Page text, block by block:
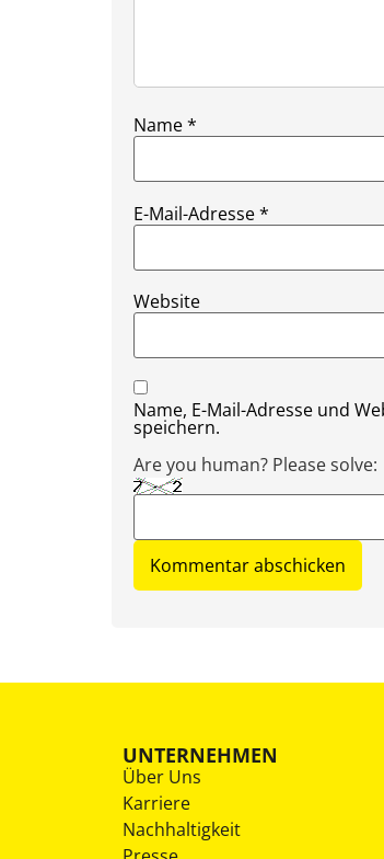
Name*
E-Mail-Adresse*
Website
Name, E-Mail-Adresse und
speichern.
Are you human? Please solve:
UNTERNEHMEN
Über Uns
Karriere
Nachhaltigkeit